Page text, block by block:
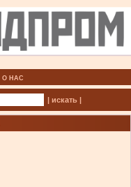
О НАС
| искать |